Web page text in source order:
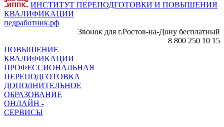
ИНСТИТУТ ПЕРЕПОДГОТОВКИ И ПОВЫШЕНИЯ
КВАЛИФИКАЦИИ
педработник.рф
Звонок для г.Ростов-на-Дону бесплатный
8 800 250 10 15
ПОВЫШЕНИЕ
КВАЛИФИКАЦИИ
ПРОФЕССИОНАЛЬНАЯ
ПЕРЕПОДГОТОВКА
ДОПОЛНИТЕЛЬНОЕ
ОБРАЗОВАНИЕ
ОНЛАЙН -
СЕРВИСЫ